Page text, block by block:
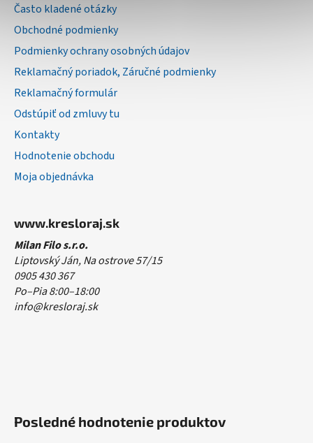
Často kladené otázky
Obchodné podmienky
Podmienky ochrany osobných údajov
Reklamačný poriadok, Záručné podmienky
Reklamačný formulár
Odstúpiť od zmluvy tu
Kontakty
Hodnotenie obchodu
Moja objednávka
www.kresloraj.sk
Milan Filo s.r.o.
Liptovský Ján, Na ostrove 57/15
0905 430 367
Po–Pia 8:00–18:00
info@kresloraj.sk
Posledné hodnotenie produktov